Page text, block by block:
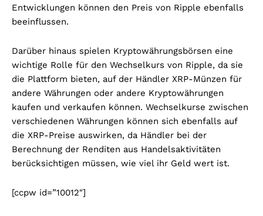
Entwicklungen können den Preis von Ripple ebenfalls
beeinflussen.
Darüber hinaus spielen Kryptowährungsbörsen eine
wichtige Rolle für den Wechselkurs von Ripple, da sie
die Plattform bieten, auf der Händler XRP-Münzen für
andere Währungen oder andere Kryptowährungen
kaufen und verkaufen können. Wechselkurse zwischen
verschiedenen Währungen können sich ebenfalls auf
die XRP-Preise auswirken, da Händler bei der
Berechnung der Renditen aus Handelsaktivitäten
berücksichtigen müssen, wie viel ihr Geld wert ist.
[ccpw id=”10012″]